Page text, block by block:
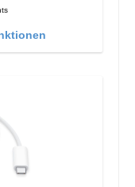
horizontal auf Auf